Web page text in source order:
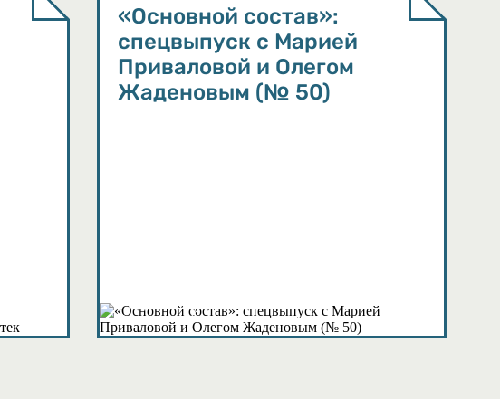
«Основной состав»:
спецвыпуск с Марией
Приваловой и Олегом
Жаденовым (№ 50)
Подкасты